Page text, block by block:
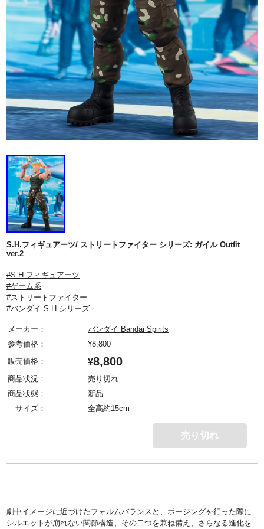
S.H.フィギュアーツ/ ストリートファイター シリーズ: ガイル Outfit
ver.2
#S.H.フィギュアーツ
#ゲーム系
#ストリートファイター
#バンダイ S.H.シリーズ
メーカー：
バンダイ Bandai Spirits
参考価格：
¥8,800
販売価格：
¥8,800
商品状況：
売り切れ
商品状態：
新品
サイズ：
全高約15cm
売り切れ
劇中イメージに近づけたフォルムバランスと、ポージングを行った際に
シルエットが崩れない関節構造、その二つを兼ね備え、さらなる進化を